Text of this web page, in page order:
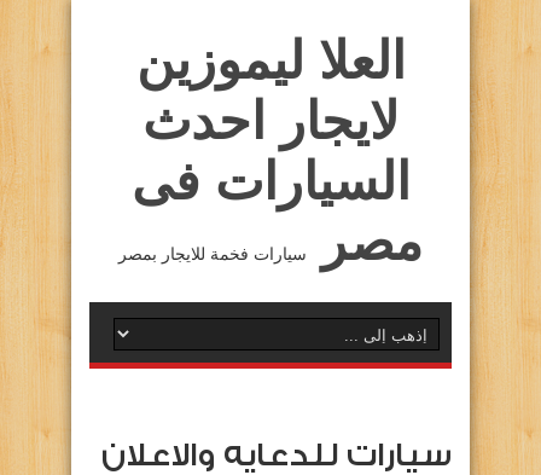
العلا ليموزين
لايجار احدث
السيارات فى
مصر
سيارات فخمة للايجار بمصر
سيارات للدعايه والاعلان